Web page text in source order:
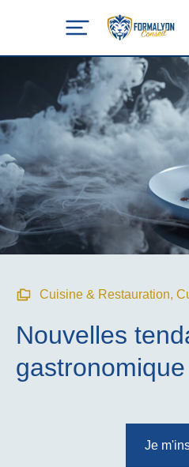
Cuisine & Restauration,
Nouvelles
gastronomique
Je